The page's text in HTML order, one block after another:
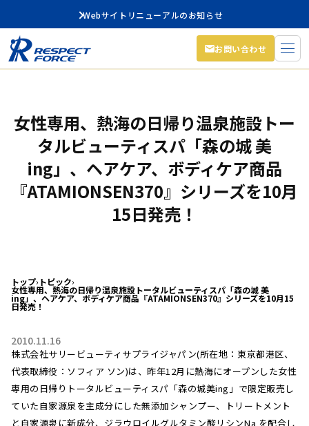
Webサイトリニューアルのお知らせ
お問い合わせ
女性専用、熱海の日帰り温泉施設トー
タルビューティスパ「森の城 美
ing」、ヘアケア、ボディケア商品
『ATAMIONSEN370』シリーズを10月
15日発売！
トップ› トピック›
女性専用、熱海の日帰り温泉施設トータルビューティスパ「森の城 美
ing」、ヘアケア、ボディケア商品『ATAMIONSEN370』シリーズを10月15
日発売！
2010.11.16
株式会社サリービューティサプライジャパン(所在地：東京都港区、
代表取締役：ソフィア ソン)は、昨年12月に熱海にオープンした女性
専用の日帰りトータルビューティスパ「森の城美ing」で限定販売し
ていた自家源泉を主成分にした無添加シャンプー、トリートメント
と自家源泉に新成分、ジラウロイルグルタミン酸リシンNa を配合し